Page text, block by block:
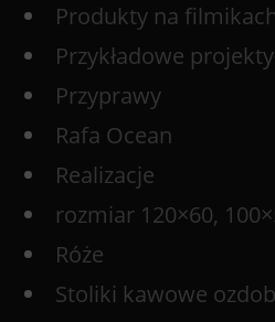
Produkty na
Przykładowe projekty
Przyprawy
Rafa Ocean
Realizacje
rozmiar 120×60,
Róże
Stoliki kawowe